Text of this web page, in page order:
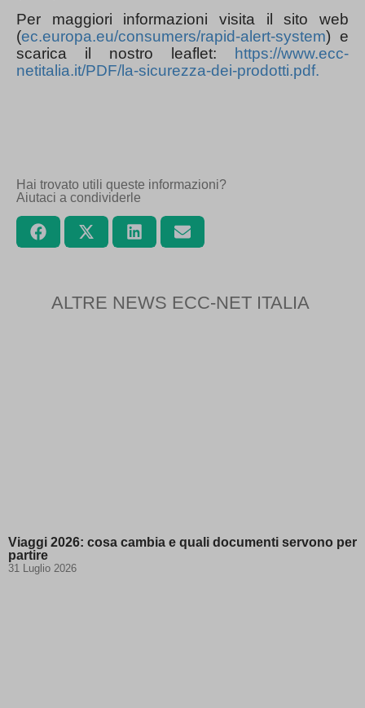
Per maggiori informazioni visita il sito web
(ec.europa.eu/consumers/rapid-alert-system) e
scarica il nostro leaflet:
https://www.ecc-
netitalia.it/PDF/la-sicurezza-dei-prodotti.pdf.
Hai trovato utili queste informazioni?
Aiutaci a condividerle
ALTRE NEWS ECC-NET ITALIA
Viaggi 2026: cosa cambia e quali documenti servono per
partire
31 Luglio 2026